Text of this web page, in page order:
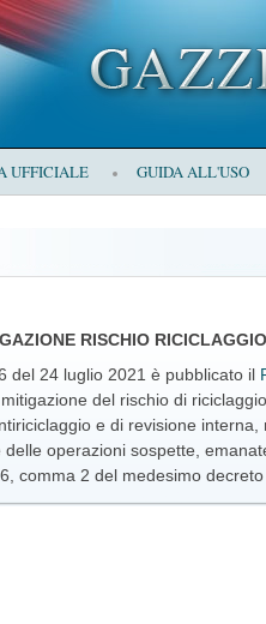
UFFICIALE GUIDA ALL'USO
RISCHIO RICICLAGGIO
del 24 luglio 2021 è pubblicato il
del rischio di
e di revisione
delle operazioni sospette,
comma 2 del medesimo